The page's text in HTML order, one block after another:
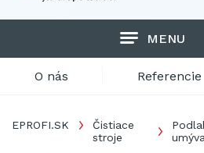
MENU
O nás Referencie
EPROFI.SK
Čistiace
stroje